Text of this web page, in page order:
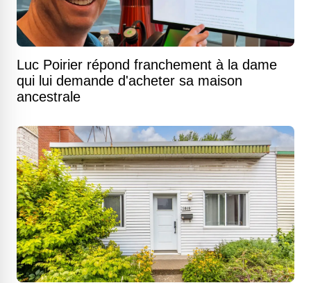
Luc Poirier répond franchement à la dame
qui lui demande d'acheter sa maison
ancestrale